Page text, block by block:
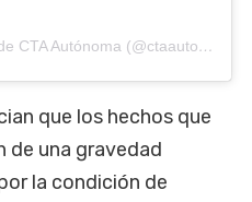
Una publicación compartida de CTA Autónoma (@ctaautonoma)
que los hechos que
de una gravedad
la condición de